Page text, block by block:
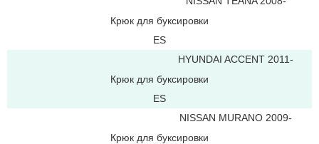
Крюк для буксировки
ES
HYUNDAI ACCENT 2011-
Крюк для буксировки
ES
NISSAN MURANO 2009-
Крюк для буксировки